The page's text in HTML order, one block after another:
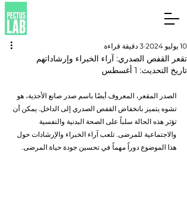
تقعر القفص الصدري: آراء الخبراء وإرشاداتهم
10 يوليو 2024 3 دقيقة قراءة
تاريخ التحديث: 1 أغسطس
الصدر المقعر، المعروف أيضًا باسم صدر صانع الأحذية، هو
تشوه يتميز بانخفاض القفص الصدري إلى الداخل. يمكن أن
تؤثر هذه الحالة سلباً على الصحة البدنية والنفسية
والاجتماعية للمرضى. تلعب آراء الخبراء والإرشادات حول
هذا الموضوع دوراً مهماً في تحسين جودة حياة المرضى.